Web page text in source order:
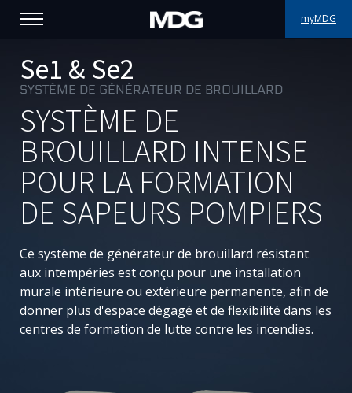
myMDG
PRODUITS
SUPPORT
PORTFOLIO
À PROPOS
OÙ ACHETER
RENCONTREZ-NOUS
ACTUALITÉS
Contactez-nous
Se1 & Se2
SYSTÈME DE GÉNÉRATEUR DE BROUILLARD
SYSTÈME DE
BROUILLARD INTENSE
POUR LA FORMATION
DE SAPEURS POMPIERS
Ce système de générateur de brouillard résistant
aux intempéries est conçu pour une installation
murale intérieure ou extérieure permanente, afin de
donner plus d'espace dégagé et de flexibilité dans les
centres de formation de lutte contre les incendies.